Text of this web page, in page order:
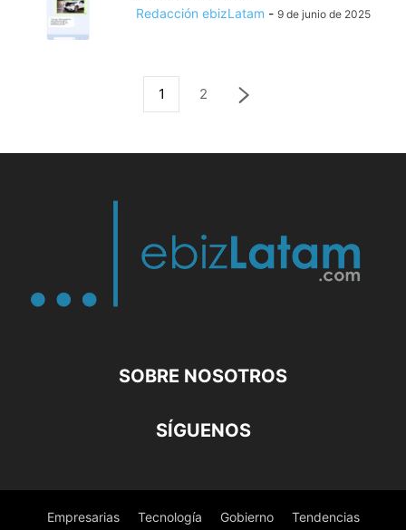
Redacción ebizLatam - 9 de junio de 2025
1 2
SOBRE NOSOTROS
SÍGUENOS
Empresarias Tecnología Gobierno Tendencias